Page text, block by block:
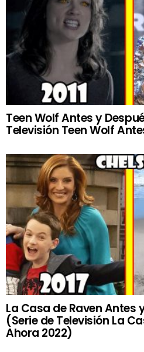
Teen Wolf Antes y
Televisión Teen Wolf
La Casa de Raven Antes
(Serie de Televisión La
Ahora 2022)